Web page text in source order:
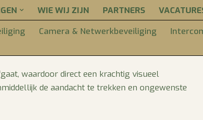
WIE WIJ ZIJN PARTNERS
Camera & Netwerkbeveiliging
waardoor direct een krachtig visueel
de aandacht te trekken en ongewenste